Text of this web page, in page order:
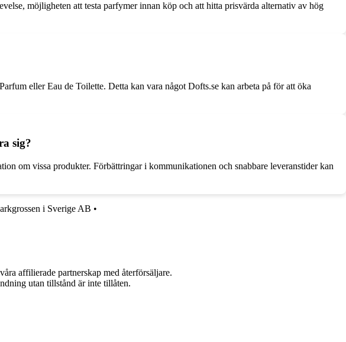
möjligheten att testa parfymer innan köp och att hitta prisvärda alternativ av hög
eller Eau de Toilette. Detta kan vara något Dofts.se kan arbeta på för att öka
sig?
om vissa produkter. Förbättringar i kommunikationen och snabbare leveranstider kan
i Sverige AB •
affilierade partnerskap med återförsäljare.
utan tillstånd är inte tillåten.